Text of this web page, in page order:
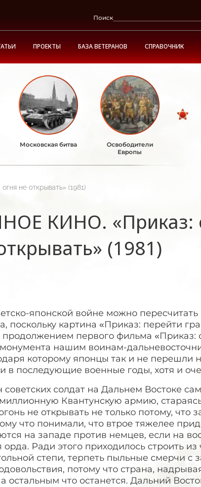
Поиск
ПРОЕКТЫ БАЗА ВЕТЕРАНОВ СПРАВОЧНИК
Московская битва
Освободители
Европы
не открывать» (1981)
КИНО. «Приказ:
(1981)
японской войне можно
поскольку картина «Приказ: перейти
продолжением первого фильма «Приказ:
нашим воинам-
которому японцы так и не перешли
в последующие военные годы, хотя и
солдат на Дальнем Востоке
Квантунскую армию,
не открывать не только потому, что
что понимали, что втрое тяжелее
на западе против немцев, если на
Ради этого приходилось строить из
степи, терпеть пыльные смерчи с
потому что страна,
остальным что останется. Дальний